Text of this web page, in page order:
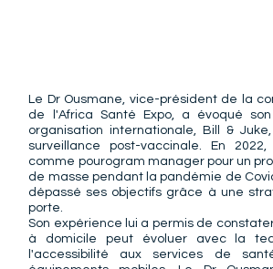
Le Dr Ousmane, vice-président de la
de l'Africa Santé Expo, a évoqué
organisation internationale, Bill &
surveillance post-vaccinale. En
comme pourogram manager pour un
de masse pendant la pandémie de
dépassé ses objectifs grâce à une
porte.
Son expérience lui a permis de
à domicile peut évoluer avec la
l'accessibilité aux services de